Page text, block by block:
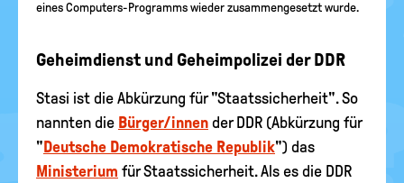
eines Computers-Programms wieder zusammengesetzt wurde.
Geheimdienst und Geheimpolizei der DDR
Stasi ist die Abkürzung für "Staatssicherheit". So
nannten die Bürger/innen der DDR (Abkürzung für
" Deutsche Demokratische Republik") das
Ministerium für Staatssicherheit. Als es die DDR